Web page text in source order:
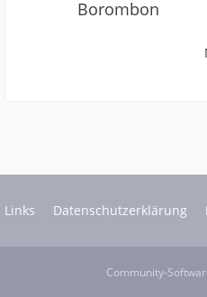
Borombon
Links Datenschutzerklärung
Community-